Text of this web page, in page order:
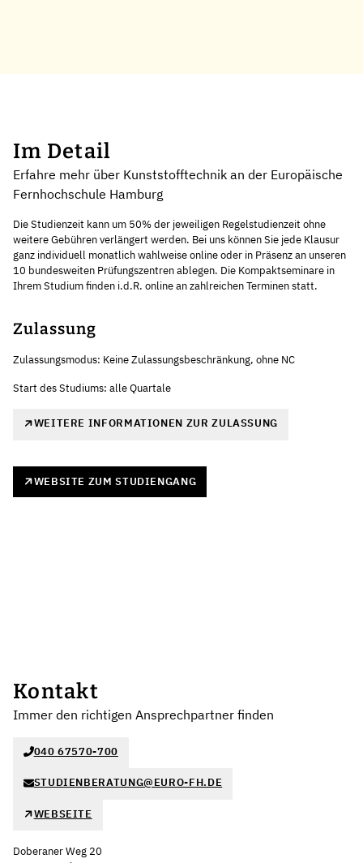
Im Detail
Erfahre mehr über Kunststofftechnik an der Europäische
Fernhochschule Hamburg
Die Studienzeit kann um 50% der jeweiligen Regelstudienzeit ohne
weitere Gebühren verlängert werden. Bei uns können Sie jede Klausur
ganz individuell monatlich wahlweise online oder in Präsenz an unseren
10 bundesweiten Prüfungszentren ablegen. Die Kompaktseminare in
Ihrem Studium finden i.d.R. online an zahlreichen Terminen statt.
Zulassung
Zulassungsmodus: Keine Zulassungsbeschränkung, ohne NC
Start des Studiums: alle Quartale
WEITERE INFORMATIONEN ZUR ZULASSUNG
WEBSITE ZUM STUDIENGANG
Kontakt
Immer den richtigen Ansprechpartner finden
040 67570-700
STUDIENBERATUNG@EURO-FH.DE
WEBSEITE
Doberaner Weg 20